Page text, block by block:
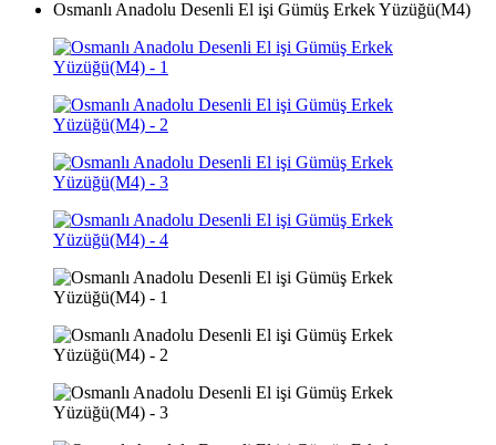
Osmanlı Anadolu Desenli El işi Gümüş Erkek Yüzüğü(M4)